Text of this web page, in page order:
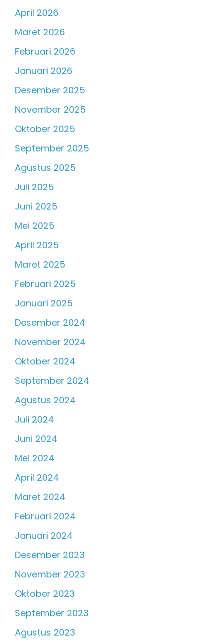
April 2026
Maret 2026
Februari 2026
Januari 2026
Desember 2025
November 2025
Oktober 2025
September 2025
Agustus 2025
Juli 2025
Juni 2025
Mei 2025
April 2025
Maret 2025
Februari 2025
Januari 2025
Desember 2024
November 2024
Oktober 2024
September 2024
Agustus 2024
Juli 2024
Juni 2024
Mei 2024
April 2024
Maret 2024
Februari 2024
Januari 2024
Desember 2023
November 2023
Oktober 2023
September 2023
Agustus 2023